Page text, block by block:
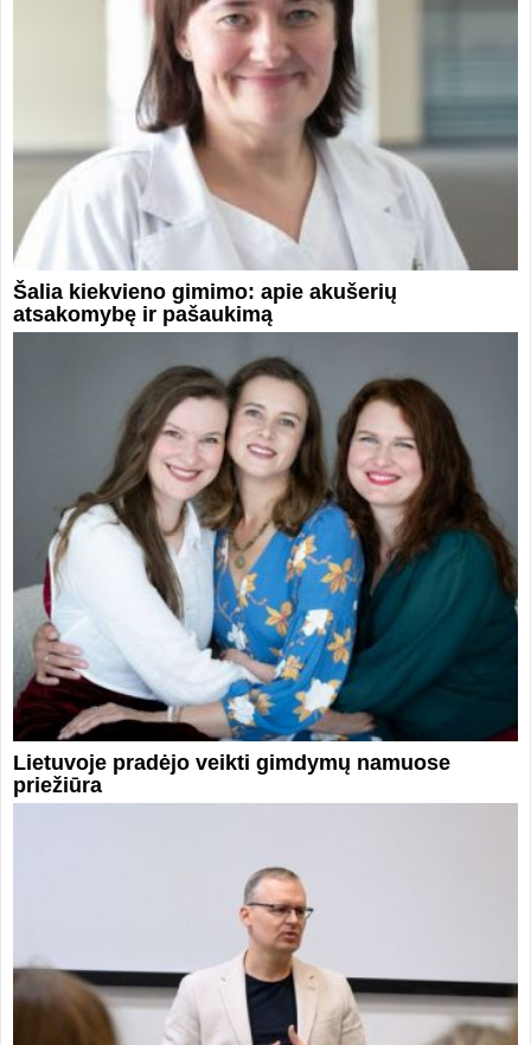
Šalia kiekvieno gimimo: apie akušerių
atsakomybę ir pašaukimą
Lietuvoje pradėjo veikti gimdymų namuose
priežiūra